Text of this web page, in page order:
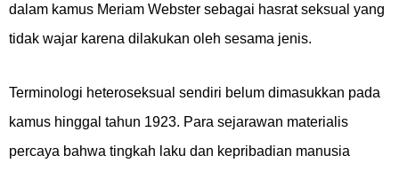
dalam kamus Meriam Webster sebagai hasrat seksual yang
tidak wajar karena dilakukan oleh sesama jenis.
Terminologi heteroseksual sendiri belum dimasukkan pada
kamus hinggal tahun 1923. Para sejarawan materialis
percaya bahwa tingkah laku dan kepribadian manusia